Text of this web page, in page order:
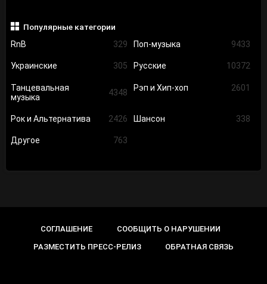
Популярные категории
RnB
329 Поп-музыка 9433
Украинские 305 Русские 10372
Танцевальная
музыка
4348 Рэп и Хип-хоп 2601
Рок и Альтернатива 2426 Шансон 338
Другое 763
СОГЛАШЕНИЕ
СООБЩИТЬ О НАРУШЕНИИ
РАЗМЕСТИТЬ ПРЕСС-РЕЛИЗ
ОБРАТНАЯ СВЯЗЬ